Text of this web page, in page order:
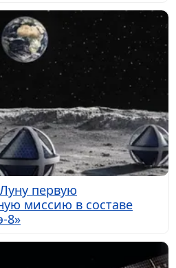
первую
миссию в составе
8»